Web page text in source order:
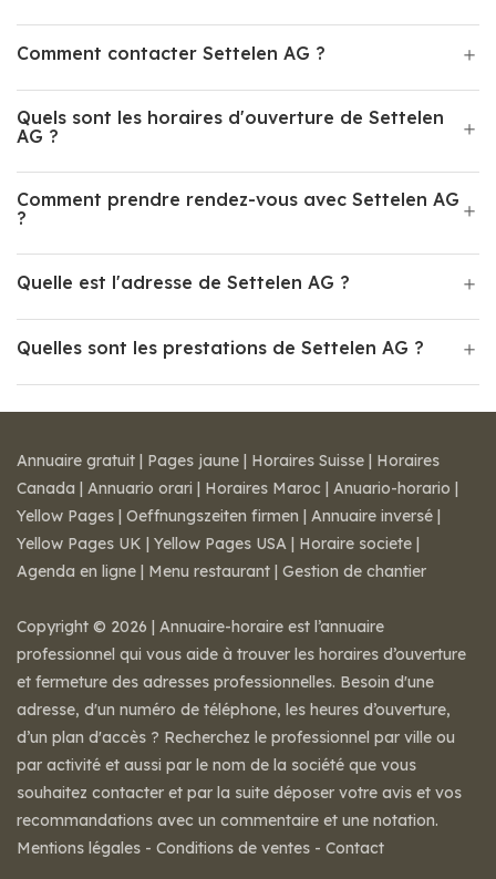
Comment contacter Settelen AG ?
Quels sont les horaires d'ouverture de Settelen
AG ?
Comment prendre rendez-vous avec Settelen AG
?
Quelle est l'adresse de Settelen AG ?
Quelles sont les prestations de Settelen AG ?
Annuaire gratuit | Pages jaune | Horaires Suisse | Horaires
Canada | Annuario orari | Horaires Maroc | Anuario-horario |
Yellow Pages | Oeffnungszeiten firmen | Annuaire inversé |
Yellow Pages UK | Yellow Pages USA | Horaire societe |
Agenda en ligne | Menu restaurant | Gestion de chantier
Copyright © 2026 | Annuaire-horaire est l’annuaire
professionnel qui vous aide à trouver les horaires d’ouverture
et fermeture des adresses professionnelles. Besoin d'une
adresse, d'un numéro de téléphone, les heures d’ouverture,
d’un plan d'accès ? Recherchez le professionnel par ville ou
par activité et aussi par le nom de la société que vous
souhaitez contacter et par la suite déposer votre avis et vos
recommandations avec un commentaire et une notation.
Mentions légales - Conditions de ventes - Contact